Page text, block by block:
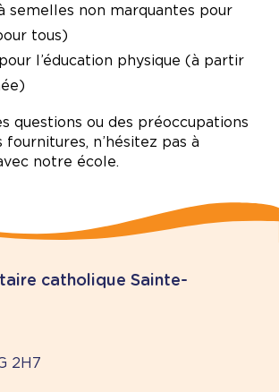
semelles non marquantes pour
tous)
l’éducation physique (à partir
questions ou des préoccupations
n’hésitez pas à
notre école.
catholique Sainte-
2H7